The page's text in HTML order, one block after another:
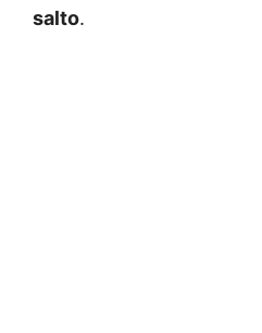
salto.